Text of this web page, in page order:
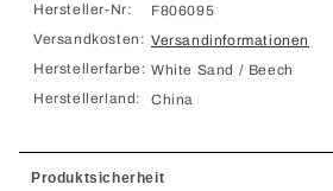
Hersteller-Nr:
F806095
Versandkosten: Versandinformationen
Herstellerfarbe: White Sand / Beech
Herstellerland:
China
Produktsicherheit